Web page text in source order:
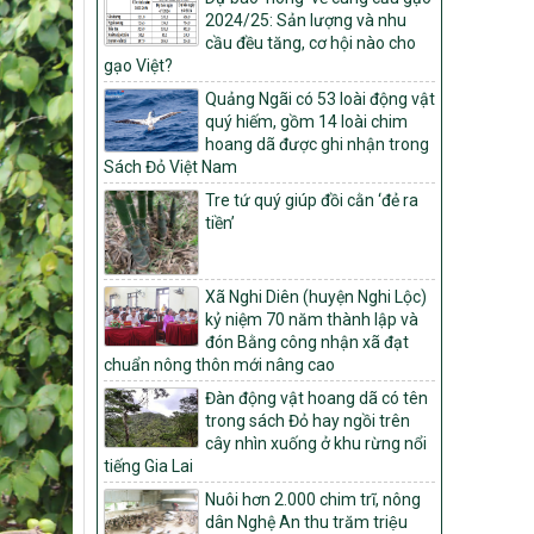
Môi trường
Quyết định số: 26/2026/QĐ-TTg
Quyết định ban hành Bộ tiêu chí và quy
trình đánh giá, phân hạng sản phẩm Mỗi
xã một sản phẩm
số: 19/2026/QĐ-TTg
Quy định điều kiện, trình tự, thủ tục, hồ sơ
xét, công nhận, công bố và thu hồi quyết
định công nhận xã đạt chuẩn nông thôn
mới, xã đạt nông thôn mới hiện đại và
tỉnh, thành phố hoàn thành nhiệm vụ xây
dựng nông thôn mới giai đoạn 2026 –
2030
Quyết định số 16/2026/QĐ-TTg
Quy định nguyên tắc, tiêu chí, định mức
phân bổ ngân sách trung ương và tỉ lệ
vốn đối ứng ngân sách của địa phương
thực hiện Chương trình mục tiêu quốc gia
xây dựng nông thôn mới, giảm nghèo
bền vững và phát triển kinh tế – xã hội
vùng đồng bào dân tộc thiểu số và miền
2024/25: Sản lượng và nhu
cầu đều tăng, cơ hội nào cho
gạo Việt?
Quảng Ngãi có 53 loài động vật
quý hiếm, gồm 14 loài chim
hoang dã được ghi nhận trong
Sách Đỏ Việt Nam
Tre tứ quý giúp đồi cằn ‘đẻ ra
tiền’
Xã Nghi Diên (huyện Nghi Lộc)
kỷ niệm 70 năm thành lập và
đón Bằng công nhận xã đạt
chuẩn nông thôn mới nâng cao
Đàn động vật hoang dã có tên
trong sách Đỏ hay ngồi trên
cây nhìn xuống ở khu rừng nổi
tiếng Gia Lai
Nuôi hơn 2.000 chim trĩ, nông
dân Nghệ An thu trăm triệu